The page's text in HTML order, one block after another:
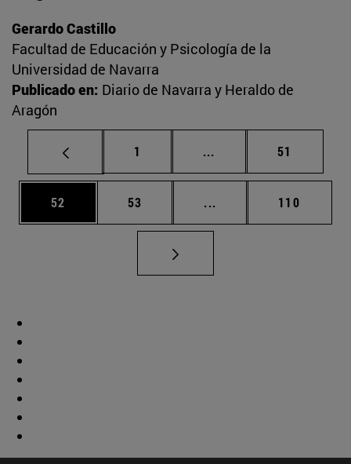
Gerardo Castillo
Facultad de Educación y Psicología de la
Universidad de Navarra
Publicado en: Diario de Navarra y Heraldo de
Aragón
Página
1 ... Páginas intermedias
Página
51
Página
52 Página
53 ... Páginas intermedias
Página
110